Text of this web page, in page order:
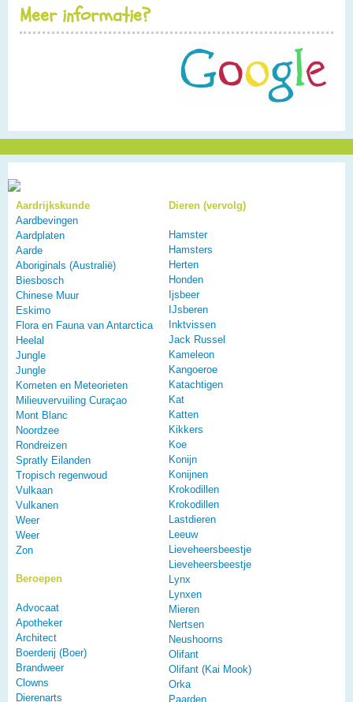
Meer informatie?
Aardrijkskunde
Aardbevingen
Aardplaten
Aarde
Aboriginals (Australië)
Biesbosch
Chinese Muur
Eskimo
Flora en Fauna van Antarctica
Heelal
Jungle
Jungle
Kometen en Meteorieten
Milieuvervuiling Curaçao
Mont Blanc
Noordzee
Rondreizen
Spratly Eilanden
Tropisch regenwoud
Vulkaan
Vulkanen
Weer
Weer
Zon
Beroepen
Advocaat
Apotheker
Architect
Boerderij (Boer)
Brandweer
Clowns
Dierenarts
Dieren (vervolg)
Hamster
Hamsters
Herten
Honden
Ijsbeer
IJsberen
Inktvissen
Jack Russel
Kameleon
Kangoeroe
Katachtigen
Kat
Katten
Kikkers
Koe
Konijn
Konijnen
Krokodillen
Krokodillen
Lastdieren
Leeuw
Lieveheersbeestje
Lieveheersbeestje
Lynx
Lynxen
Mieren
Nertsen
Neushoorns
Olifant
Olifant (Kai Mook)
Orka
Paarden